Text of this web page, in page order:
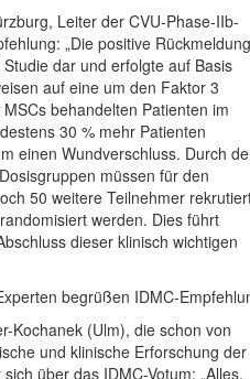
Leiter der CVU-Phase-IIb-
„Die positive Rückmeldung
dar und erfolgte auf Basis
auf eine um den Faktor 3
behandelten Patienten im
30 % mehr Patienten
einen Wundverschluss. Durch
müssen für den
50 weitere Teilnehmer
werden. Dies führt
dieser klinisch wichtigen
begrüßen IDMC-
Kochanek (Ulm), die schon von
und klinische Erforschung der
über das IDMC-Votum: „Alles,